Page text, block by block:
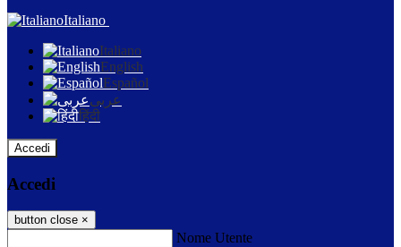
Italiano
Italiano
English
Español
عربى
हिंदी
Accedi
Accedi
button close ×
Nome Utente